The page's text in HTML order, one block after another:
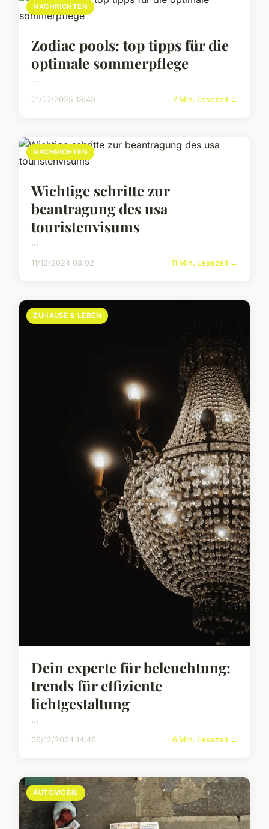
NACHRICHTEN
Zodiac pools: top tipps für die
optimale sommerpflege
...
01/07/2025 13:43 7 Min. Lesezeit →
NACHRICHTEN
Wichtige schritte zur
beantragung des usa
touristenvisums
...
11/12/2024 08:02 11 Min. Lesezeit →
ZUHAUSE & LEBEN
Dein experte für beleuchtung:
trends für effiziente
lichtgestaltung
...
06/12/2024 14:46 6 Min. Lesezeit →
AUTOMOBIL